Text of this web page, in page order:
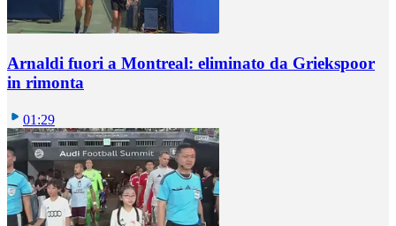
Arnaldi fuori a Montreal: eliminato da Griekspoor
in rimonta
01:29